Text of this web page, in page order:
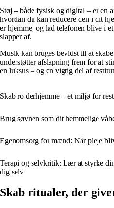
Støj – både fysisk og digital – er en
hvordan du kan reducere den i dit
er hjemme, og lad telefonen blive i
slapper af.
Musik kan bruges bevidst til at
understøtter afslapning frem for at
en luksus – og en vigtig del af
Skab ro derhjemme – et miljø for
Brug søvnen som dit hemmelige
Egenomsorg for mænd: Når pleje
Terapi og selvkritik: Lær at styrke
dig selv
Skab ritualer, der